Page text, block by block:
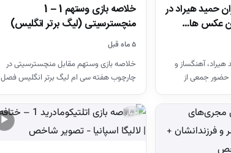
حمید هیراد در
عکس ها…
آهنگساز و
حضور جمعی از
خلاصه بازی وستهم 1 – 1
منچسترسیتی (لیگ برتر انگلیس)
۵ ماه قبل
خلاصه بازی وستهم مقابل منچسترسیتی در
چارچوب هفته سی ام لیگ برتر انگلیس فصل
▶
اخبار